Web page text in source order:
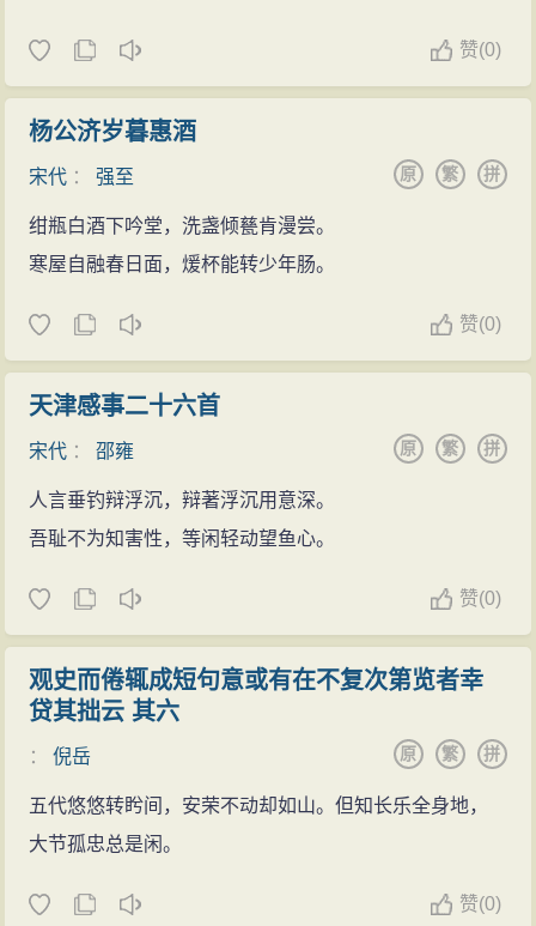
赞(0)
杨公济岁暮惠酒
宋代 ：强至 拼
繁
原
绀瓶白酒下吟堂，洗盏倾甆肯漫尝。
寒屋自融春日面，煖杯能转少年肠。
赞(0)
天津感事二十六首
宋代 ：邵雍 拼
繁
原
人言垂钓辩浮沉，辩著浮沉用意深。
吾耻不为知害性，等闲轻动望鱼心。
赞(0)
观史而倦辄成短句意或有在不复次第览者幸
贷其拙云 其六
：倪岳 拼
繁
原
五代悠悠转盻间，安荣不动却如山。但知长乐全身地，
大节孤忠总是闲。
赞(0)